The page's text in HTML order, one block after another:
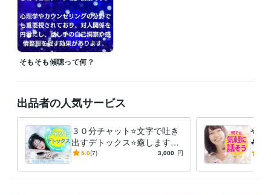
❖・・
ご相談されたい要点を先にお伝えされてもOKです！
お気軽に何でもご質問くださいね。
【大切にしていること】
・傾聴を重視しています。
(୨୧•͈ᴗ•͈)◞ᵗʱᵃᵑᵏઽ
■━━━━━━━━━━□
┃ココナラ未登録の方へ┃
□━━━━━━━━━━■
以下リンクよりご登録いただくとココナラより1000ポイント付与されま
す。
そもそも傾聴って何？
出品者の人気サービス
３０分チャット⭐文字で吐き
出すデトックス⭐癒します
【チャット】デトックス⭐あ
る体験を
5.0(7) 3,000 円
やさ
☘電
も㊙